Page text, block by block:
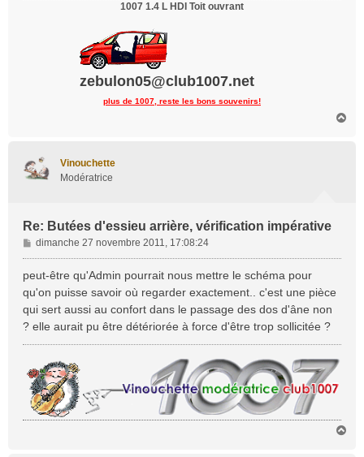
1007 1.4 L HDI Toit ouvrant
zebulon05@club1007.net
plus de 1007, reste les bons souvenirs!
Vinouchette
Modératrice
Re: Butées d'essieu arrière, vérification impérative
M
e
s
s
g
e
dimanche 27 novembre 2011, 17:08:24
peut-être qu'Admin pourrait nous mettre le schéma pour
qu'on puisse savoir où regarder exactement.. c'est une pièce
qui sert aussi au confort dans le passage des dos d'âne non
? elle aurait pu être détériorée à force d'être trop sollicitée ?